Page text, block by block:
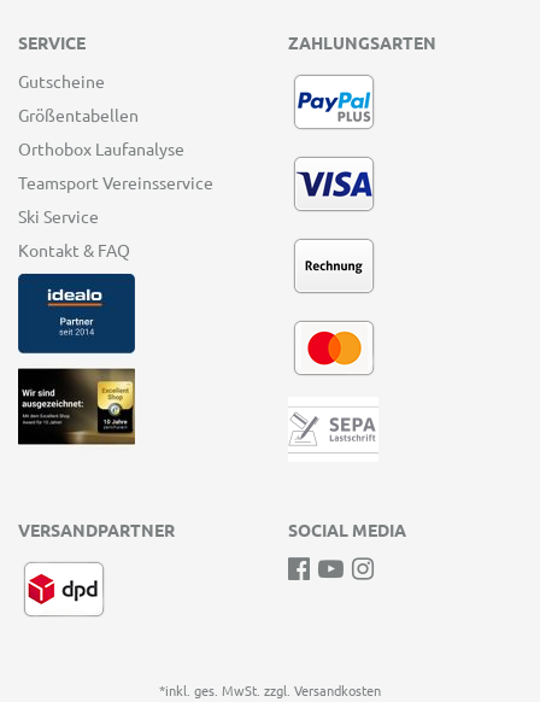
SERVICE
Gutscheine
Größentabellen
Orthobox Laufanalyse
Teamsport Vereinsservice
Ski Service
Kontakt & FAQ
ZAHLUNGSARTEN
VERSANDPARTNER SOCIAL MEDIA
*inkl. ges. MwSt. zzgl. Versandkosten